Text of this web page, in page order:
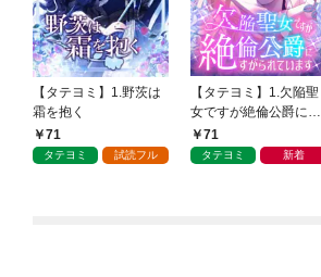
【タテヨミ】1.野茨は
霜を抱く
71
タテヨミ 試読フル
【タテヨミ】1.欠陥聖
女ですが絶倫公爵にす
がられています
71
タテヨミ 新着